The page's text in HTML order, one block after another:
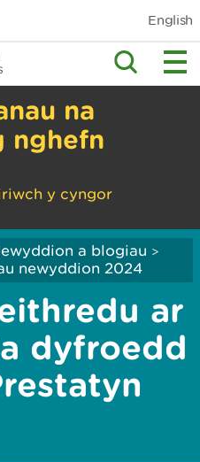
English
na
nghefn
y cyngor
a blogiau >
newyddion 2024
ar
dyfroedd